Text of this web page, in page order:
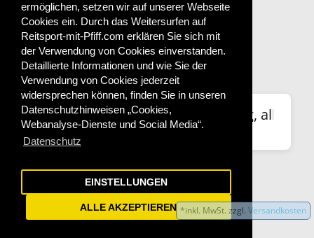
ermöglichen, setzen wir auf unserer Webseite
Cookies ein. Durch das Weitersurfen auf
Reitsport-mit-Pfiff.com erklären Sie sich mit
der Verwendung von Cookies einverstanden.
Detaillierte Informationen und wie Sie der
Verwendung von Cookies jederzeit
widersprechen können, finden Sie in unseren
Datenschutzhinweisen „Cookies,
Webanalyse-Dienste und Social Media“.
Datenschutz
EINSTELLUNGEN
ALLE AKZEPTIEREN
Versand
Das sagen unsere Kunden
⭐Top Produkt, schnelle Lieferung, alles
1***i
99.7%positive Bewertungen
Powered ByOpenCart&OSWorX
*inkl. MwSt. zzgl. Versandkosten